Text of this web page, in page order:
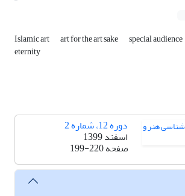
Islamic art art for the art sake special audience
eternity
دوره 12، شماره 2
اسفند 1399
صفحه199-220